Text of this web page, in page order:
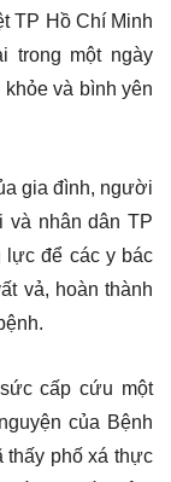
TP Hồ Chí Minh
trong một ngày
và bình yên
gia đình, người
và nhân dân TP
lực để các y bác
vả, hoàn thành
cấp cứu một
của Bệnh
thấy phố xá thực